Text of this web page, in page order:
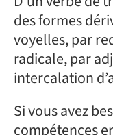
des formes
voyelles, par
radicale, par
intercalation
Si vous avez
compétences